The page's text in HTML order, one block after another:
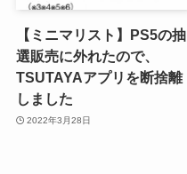
【ミニマリスト】PS5の抽
選販売に外れたので、
TSUTAYAアプリを断捨離
しました
2022年3月28日